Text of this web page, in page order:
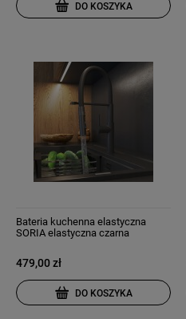
DO KOSZYKA
Bateria kuchenna elastyczna
SORIA elastyczna czarna
479,00 zł
DO KOSZYKA